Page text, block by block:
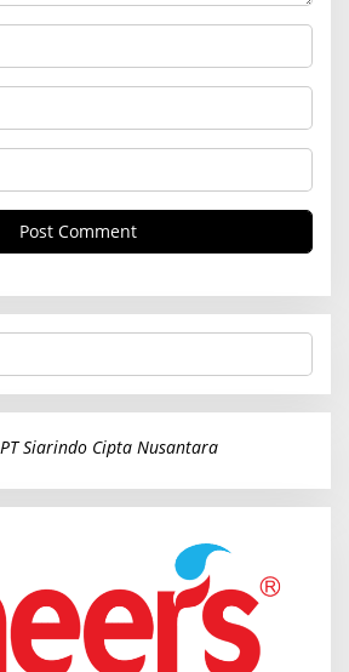
Siarindo Cipta Nusantara